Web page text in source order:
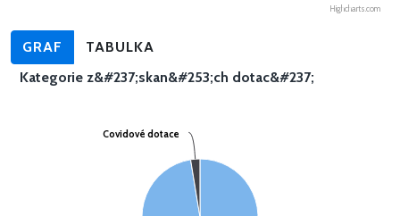
Highcharts.com
GRAF
TABULKA
Kategorie z&#237;skan&#253;ch dotac&#237;
Covidové dotace
Covidové dotace